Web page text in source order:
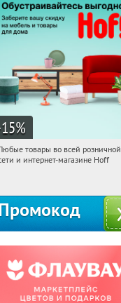
%
11:45:42 Получили:
товары во всей розничной
и интернет-магазине Hoff